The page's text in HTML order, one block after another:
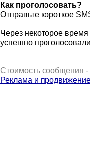
Как проголосовать?
Отправьте короткое
Через некоторое
успешно
Стоимость сообщения
Реклама и